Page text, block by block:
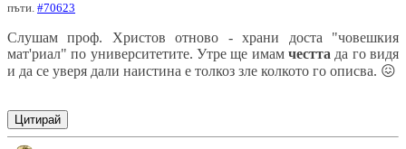
пъти. #70623
Слушам проф. Христов отново - храни доста "човешкия
мат'риал" по университетите. Утре ще имам честта да го видя
и да се уверя дали наистина е толкоз зле колкото го описва. 😖
Цитирай